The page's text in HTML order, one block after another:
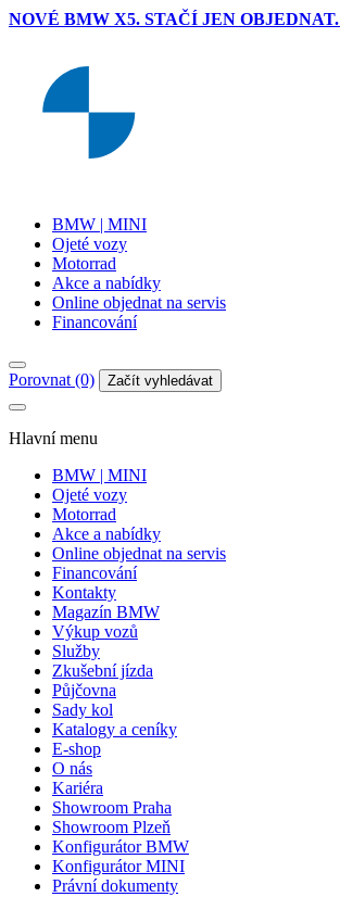
NOVÉ BMW X5. STAČÍ JEN OBJEDNAT.
BMW | MINI
Ojeté vozy
Motorrad
Akce a nabídky
Online objednat na servis
Financování
Porovnat (0) Začít vyhledávat
Hlavní menu
BMW | MINI
Ojeté vozy
Motorrad
Akce a nabídky
Online objednat na servis
Financování
Kontakty
Magazín BMW
Výkup vozů
Služby
Zkušební jízda
Půjčovna
Sady kol
Katalogy a ceníky
E-shop
O nás
Kariéra
Showroom Praha
Showroom Plzeň
Konfigurátor BMW
Konfigurátor MINI
Právní dokumenty